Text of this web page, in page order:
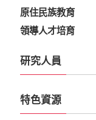
原住民族教育
領導人才培育
研究人員
特色資源